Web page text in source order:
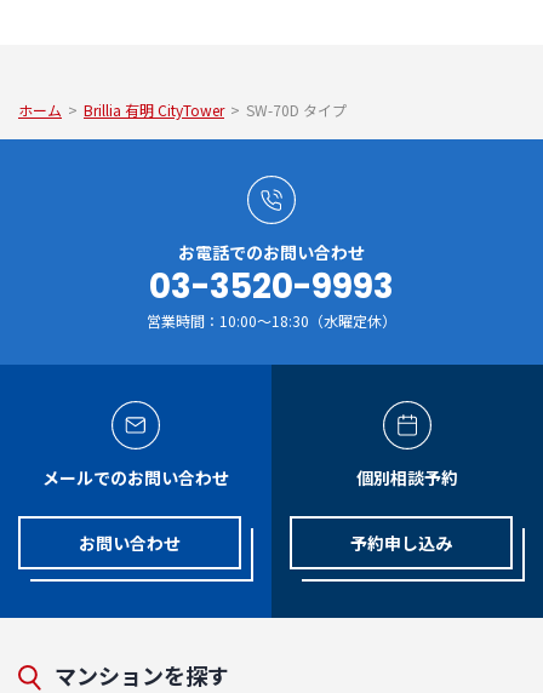
ホーム > Brillia 有明 CityTower > SW-70D タイプ
お電話でのお問い合わせ
03-3520-9993
営業時間：10:00～18:30（水曜定休）
メールでのお問い合わせ
お問い合わせ
個別相談予約
予約申し込み
マンションを探す